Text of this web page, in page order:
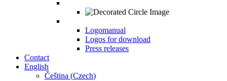
Logomanual
Logos for download
Press releases
Contact
English
Čeština (Czech)